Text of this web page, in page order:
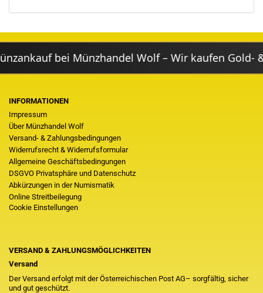
bei Münzhandel Wolf – Wir kaufen Gold- &
INFORMATIONEN
Impressum
Über Münzhandel Wolf
Versand- & Zahlungsbedingungen
Widerrufsrecht & Widerrufsformular
Allgemeine Geschäftsbedingungen
DSGVO Privatsphäre und Datenschutz
Abkürzungen in der Numismatik
Online Streitbeilegung
Cookie Einstellungen
VERSAND & ZAHLUNGSMÖGLICHKEITEN
Versand
Der Versand erfolgt mit der Österreichischen Post AG– sorgfältig, sicher
und gut geschützt.